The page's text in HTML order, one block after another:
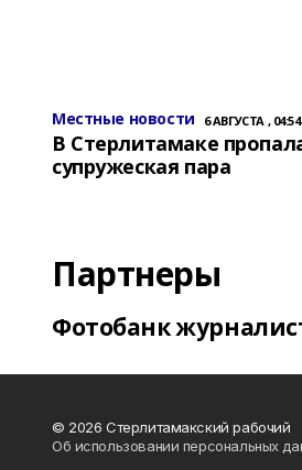
Местные новости 6 АВГУСТА , 04:54
В Стерлитамаке
супружеская пара
Партнеры
Фотобанк
© 2026 Стерлитамакский рабочий
Об использовании персональных